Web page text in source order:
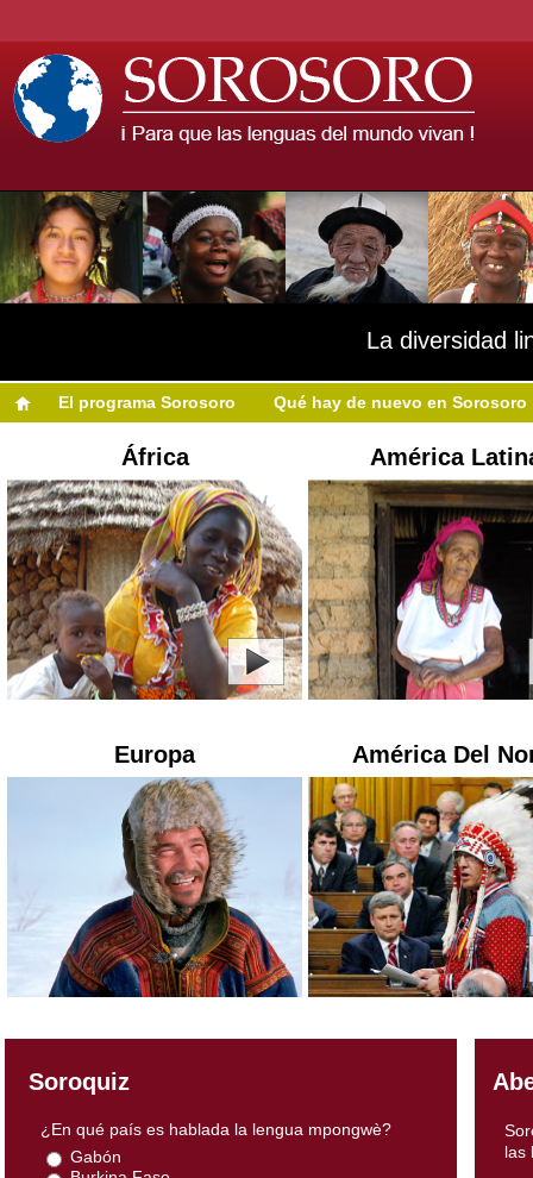
La diversidad
El programa Sorosoro Qué hay de nuevo en Sorosoro
África América
Europa América Del
Soroquiz
¿En qué país es hablada la lengua mpongwè?
Gabón
las